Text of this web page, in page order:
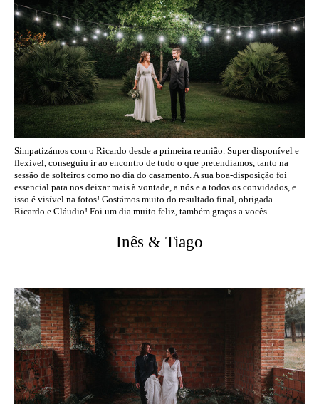
Simpatizámos com o Ricardo desde a primeira reunião. Super disponível e
flexível, conseguiu ir ao encontro de tudo o que pretendíamos, tanto na
sessão de solteiros como no dia do casamento. A sua boa-disposição foi
essencial para nos deixar mais à vontade, a nós e a todos os convidados, e
isso é visível na fotos! Gostámos muito do resultado final, obrigada
Ricardo e Cláudio! Foi um dia muito feliz, também graças a vocês.
Inês & Tiago